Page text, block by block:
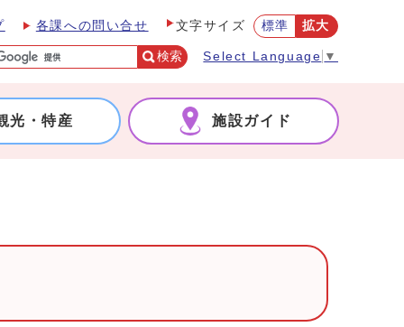
各課への問い合せ 文字サイズ 標準 拡大
検索 Select Language ▼
光・特産 施設ガイド